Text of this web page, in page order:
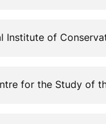
Institute of
for the Study of